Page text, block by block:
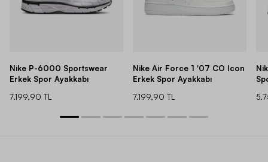
Nike P-6000 Sportswear
Erkek Spor Ayakkabı
7.199,90 TL
Nike Air Force 1 '07 CO Icon
Erkek Spor Ayakkabı
7.199,90 TL